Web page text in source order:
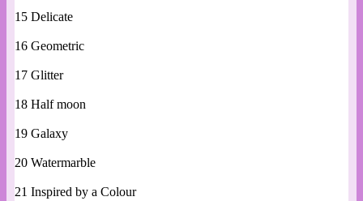
15 Delicate
16 Geometric
17 Glitter
18 Half moon
19 Galaxy
20 Watermarble
21 Inspired by a Colour